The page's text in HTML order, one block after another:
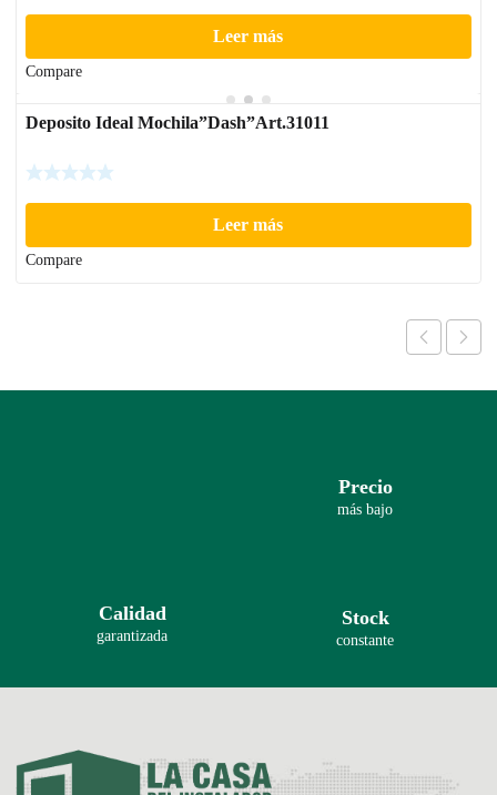
Leer más
Compare
Deposito Ideal Mochila”Dash”Art.31011
Leer más
Compare
Precio
más bajo
Calidad
garantizada
Stock
constante